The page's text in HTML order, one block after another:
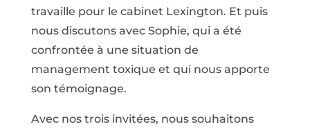
travaille pour le cabinet Lexington. Et puis
nous discutons avec Sophie, qui a été
confrontée à une situation de
management toxique et qui nous apporte
son témoignage.
Avec nos trois invitées, nous souhaitons